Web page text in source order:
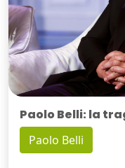
Paolo Belli: la
Paolo Belli